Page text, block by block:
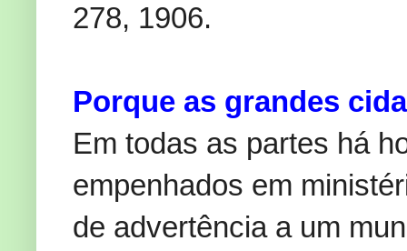
278, 1906.
Porque as grandes
Em todas as partes há
empenhados em
de advertência a um